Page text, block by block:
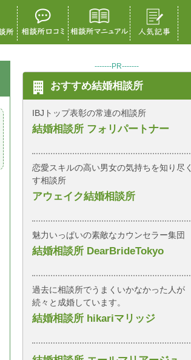
-------PR-------
おすすめ結婚相談所
IBJトップ表彰の常連の相談所
結婚相談所 フォリパートナー
恋愛スキルの高い男女の気持ちを知り尽く
す相談所
アウェイク結婚相談所
魅力いっぱいの素敵なカウンセラー集団
結婚相談所 DearBrideTokyo
過去に相談所でうまくいかなかった人が
続々と成婚しています。
結婚相談所 hikariマリッジ